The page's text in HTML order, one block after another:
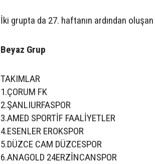
İki grupta da 27. haftanın ardından
Beyaz Grup
TAKIMLAR
1.ÇORUM FK
2.ŞANLIURFASPOR
3.AMED SPORTİF FAALİYETLER
4.ESENLER EROKSPOR
5.DÜZCE CAM DÜZCESPOR
6.ANAGOLD 24ERZİNCANSPOR